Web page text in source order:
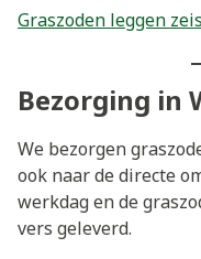
Graszoden leggen
Bezorging in
We bezorgen
ook naar de directe
werkdag en de
vers geleverd.